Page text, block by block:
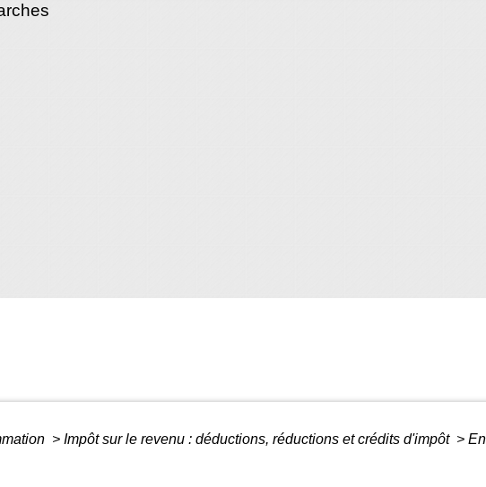
> Impôt sur le revenu : déductions, réductions et crédits d'impôt >